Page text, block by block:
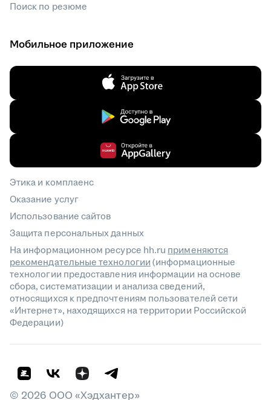
Поиск по резюме
Мобильное приложение
Этика и комплаенс
Оказание услуг
Использование сайтов
Защита персональных данных
На информационном ресурсе hh.ru применяются
рекомендательные технологии(информационные
технологии предоставления информации на основе
сбора, систематизации и анализа сведений,
относящихся к предпочтениям пользователей сети
«Интернет», находящихся на территории Российской
Федерации)
© 2026 ООО «Хэдхантер»